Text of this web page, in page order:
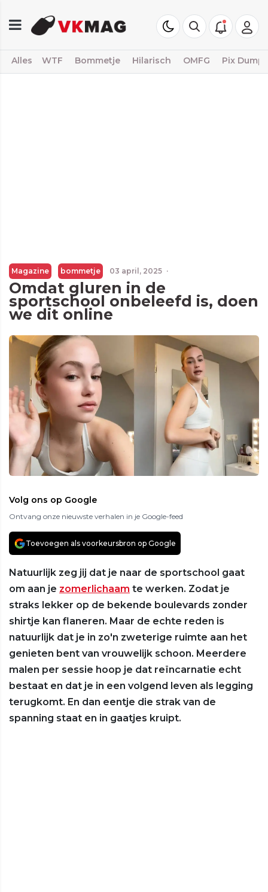
Alles WTF Bommetje Hilarisch OMFG Pix Dump
Magazine bommetje 03 april, 2025 ·
Omdat gluren in de
sportschool onbeleefd is, doen
we dit online
Volg ons op Google
Ontvang onze nieuwste verhalen in je Google-feed
Toevoegen als voorkeursbron op Google
Natuurlijk zeg jij dat je naar de sportschool gaat
om aan je zomerlichaam te werken. Zodat je
straks lekker op de bekende boulevards zonder
shirtje kan flaneren. Maar de echte reden is
natuurlijk dat je in zo'n zweterige ruimte aan het
genieten bent van vrouwelijk schoon. Meerdere
malen per sessie hoop je dat reïncarnatie echt
bestaat en dat je in een volgend leven als legging
terugkomt. En dan eentje die strak van de
spanning staat en in gaatjes kruipt.